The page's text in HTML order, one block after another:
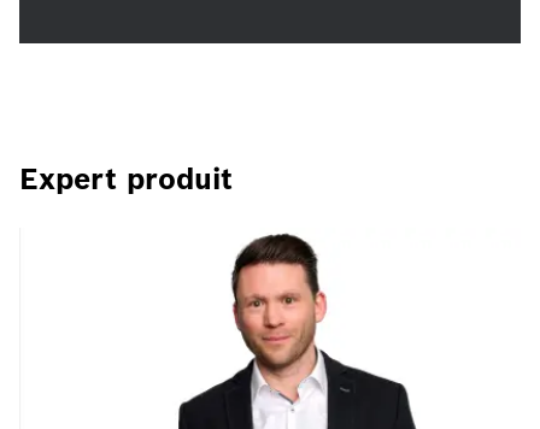
Expert produit